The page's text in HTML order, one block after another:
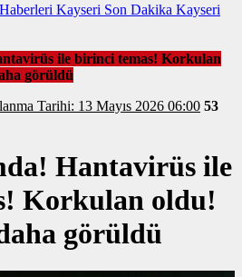
Kayseri Son Dakika Kayseri
ile birinci temas! Korkulan
görüldü
Yayınlanma Tarihi: 13 Mayıs 2026 06:00 53
Hantavirüs ile
Korkulan oldu!
görüldü